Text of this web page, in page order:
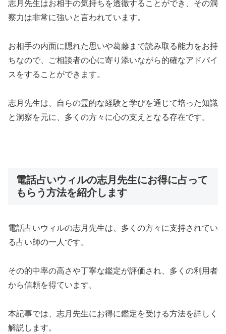
志月先生はお相手の気持ちを透徹することができ、その洞
察力は非常に強いと言われています。
お相手の内面に隠れた思いや葛藤まで読み取る能力をお持
ちなので、ご相談者の心に寄り添いながら的確なアドバイ
スをすることができます。
志月先生は、自らの霊的な経験と学びを通じて培った知識
と洞察を元に、多くの方々に心の支えとなる存在です。
電話占いウィルの志月先生にお得に占って
もらう方法を紹介します
電話占いウィルの志月先生は、多くの方々に支持されてい
る占い師の一人です。
その的中率の高さや丁寧な鑑定が評価され、多くの利用者
から信頼を得ています。
本記事では、志月先生にお得に鑑定を受ける方法を詳しく
解説します。